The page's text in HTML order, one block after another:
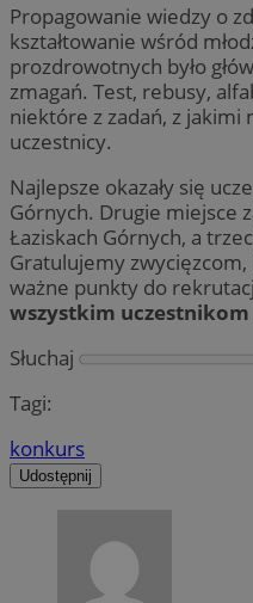
Propagowanie wiedzy o
kształtowanie wśród
prozdrowotnych było
zmagań. Test, rebusy,
niektóre z zadań, z jakimi
uczestnicy.
Najlepsze okazały się
Górnych. Drugie miejsce
Łaziskach Górnych, a
Gratulujemy
ważne punkty do
wszystkim
Słuchaj
Tagi:
konkurs
Udostępnij